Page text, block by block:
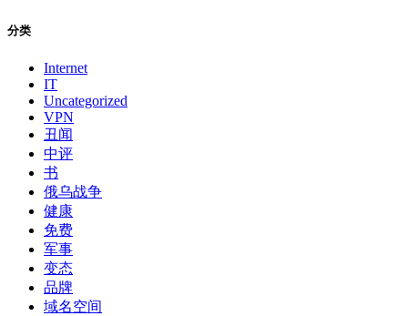
分类
Internet
IT
Uncategorized
VPN
丑闻
中评
书
俄乌战争
健康
免费
军事
变态
品牌
域名空间